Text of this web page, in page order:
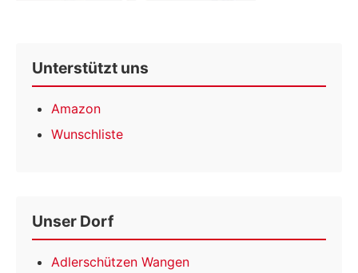
Unterstützt uns
Amazon
Wunschliste
Unser Dorf
Adlerschützen Wangen